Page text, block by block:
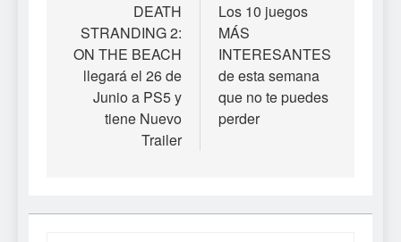
entradas
DEATH
STRANDING 2:
ON THE BEACH
llegará el 26 de
Junio a PS5 y
tiene Nuevo
Trailer
Los 10 juegos
MÁS
INTERESANTES
de esta semana
que no te puedes
perder